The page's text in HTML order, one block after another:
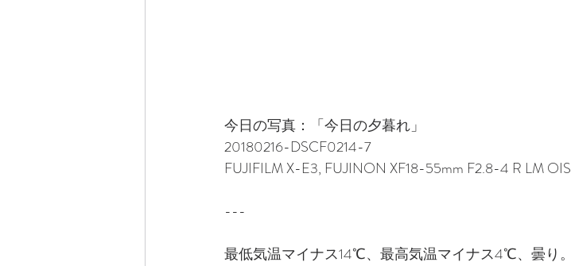
今日の写真：「今日の夕暮れ」
20180216-DSCF0214-7
FUJIFILM X-E3, FUJINON XF18-55mm F2.8-4 R LM OIS
---
最低気温マイナス14℃、最高気温マイナス4℃、曇り。